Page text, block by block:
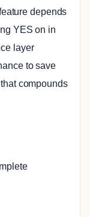
depends
YES on in
layer
to save
compounds